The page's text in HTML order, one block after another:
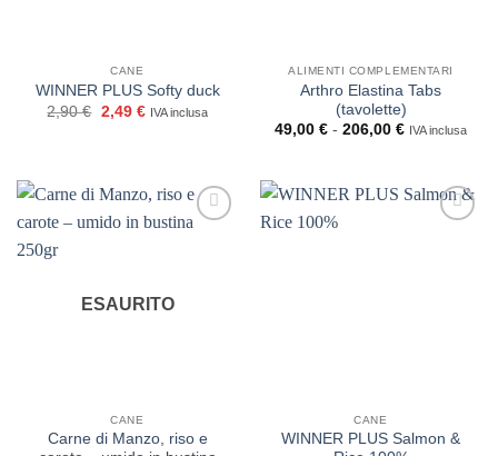
CANE
WINNER PLUS Softy duck
2,90€ Il
prezzo
2,49 €IlIVA inclusa
ALIMENTI COMPLEMENTARI
Arthro Elastina Tabs
(tavolette)
49,00 € - 206,00 €Fascia
49,00 €
a
206,00 €
IVA inclusa
ESAURITO
CANE
Carne di Manzo, riso e
CANE
WINNER PLUS Salmon &